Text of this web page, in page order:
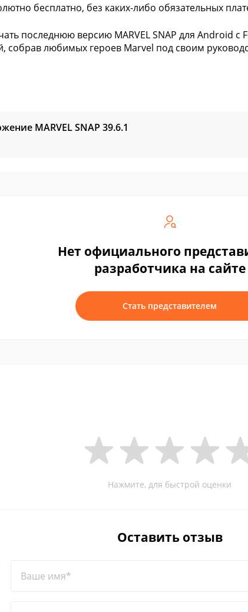
бесплатно, без каких-либо обязательных
последнюю версию MARVEL SNAP для Android с
собрав любимых героев Marvel под своим
MARVEL SNAP 39.6.1
Нет официального
разработчика на сайте
Стать представителем
Нажмите, для быстрой оценки
Оставить отзыв
Ваше имя*